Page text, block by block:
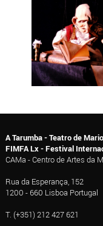
A Tarumba - Teatro de
FIMFA Lx - Festival
CAMa - Centro de Artes da
Rua da Esperança, 152
1200 - 660 Lisboa Portugal
T. (+351) 212 427 621